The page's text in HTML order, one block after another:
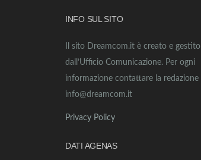
INFO SUL SITO
Il sito Dreamcom.it è creato e gestito
dall’Ufficio Comunicazione. Per ogni
informazione contattare la redazione
info@dreamcom.it
Privacy Policy
DATI AGENAS